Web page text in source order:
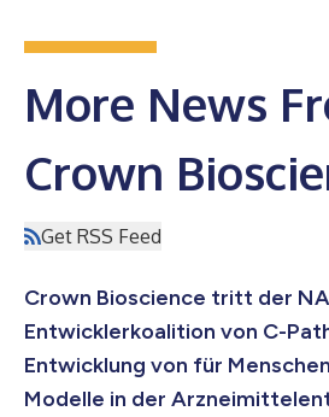
More News
Crown
Get RSS Feed
Crown Bioscience tritt der
Entwicklerkoalition von C-
Entwicklung von für
Modelle in der